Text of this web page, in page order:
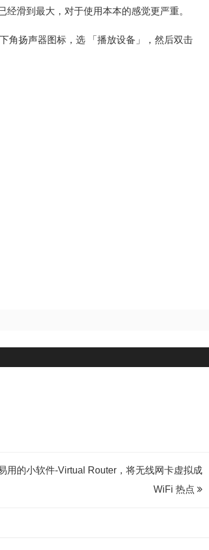
滑到最大，对于使用本本的感觉更严重。
角扬声器图标，选 「播放设备」，然后双击
用的小软件-Virtual Router，将无线网卡虚拟成
WiFi 热点